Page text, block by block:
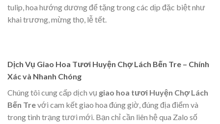
tulip, hoa hướng dương để tặng trong các dịp đặc biệt như
khai trương, mừng thọ, lễ tết.
Dịch Vụ Giao Hoa Tươi Huyện Chợ Lách Bến Tre – Chính
Xác và Nhanh Chóng
Chúng tôi cung cấp dịch vụ giao hoa tươi Huyện Chợ Lách
Bến Trevới cam kết giao hoa đúng giờ, đúng địa điểm và
trong tình trạng tươi mới. Bạn chỉ cần liên hệ qua Zalo số